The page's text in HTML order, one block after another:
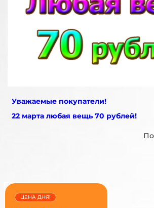
Уважаемые покупатели!
22 марта любая вещь 70 рублей!
ЦЕНА ДНЯ!